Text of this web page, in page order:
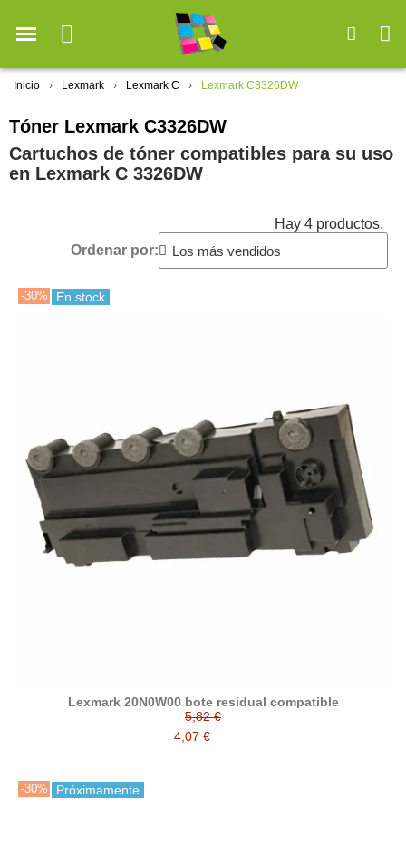
Inicio Lexmark Lexmark C Lexmark C3326DW
Tóner Lexmark C3326DW
Cartuchos de tóner compatibles para su uso
en Lexmark C 3326DW
Hay 4 productos.
Ordenar por:
-30% En stock
Lexmark 20N0W00 bote residual compatible
5,82 €
4,07 €
-30% Próximamente